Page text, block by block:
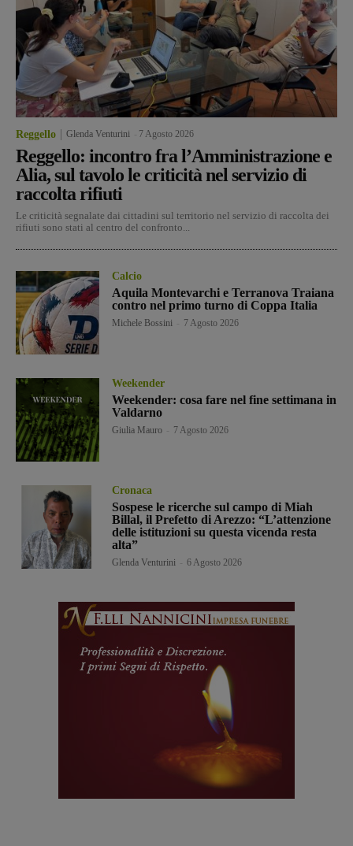
Reggello Glenda Venturini 7 Agosto 2026
Reggello: incontro fra l’Amministrazione e
Alia, sul tavolo le criticità nel servizio di
raccolta rifiuti
Le criticità segnalate dai cittadini sul territorio nel servizio di raccolta dei
rifiuti sono stati al centro del confronto...
Calcio
Aquila Montevarchi e Terranova Traiana
contro nel primo turno di Coppa Italia
Michele Bossini 7 Agosto 2026
Weekender
Weekender: cosa fare nel fine settimana in
Valdarno
Giulia Mauro 7 Agosto 2026
Cronaca
Sospese le ricerche sul campo di Miah
Billal, il Prefetto di Arezzo: “L’attenzione
delle istituzioni su questa vicenda resta
alta”
Glenda Venturini 6 Agosto 2026